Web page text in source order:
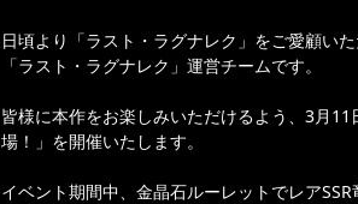
日頃より「ラスト・ラグナレク」をご愛顧い
「ラスト・ラグナレク」運営チームです。
皆様に本作をお楽しみいただけるよう、3月
場！」を開催いたします。
イベント期間中、金晶石ルーレットでレア